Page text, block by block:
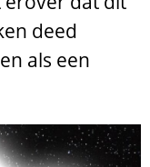
deed
als een